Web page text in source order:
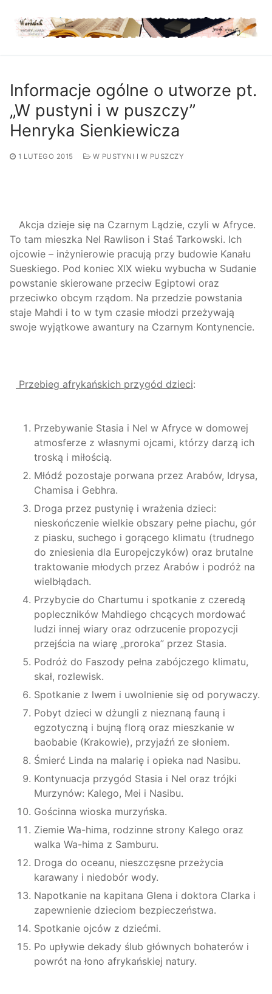
treści
Informacje ogólne o utworze pt.
„W pustyni i w puszczy”
Henryka Sienkiewicza
1 LUTEGO 2015 W PUSTYNI I W PUSZCZY
Akcja dzieje się na Czarnym Lądzie, czyli w Afryce.
To tam mieszka Nel Rawlison i Staś Tarkowski. Ich
ojcowie – inżynierowie pracują przy budowie Kanału
Sueskiego. Pod koniec XIX wieku wybucha w Sudanie
powstanie skierowane przeciw Egiptowi oraz
przeciwko obcym rządom. Na przedzie powstania
staje Mahdi i to w tym czasie młodzi przeżywają
swoje wyjątkowe awantury na Czarnym Kontynencie.
Przebieg afrykańskich przygód dzieci:
Przebywanie Stasia i Nel w Afryce w domowej
atmosferze z własnymi ojcami, którzy darzą ich
troską i miłością.
Młódź pozostaje porwana przez Arabów, Idrysa,
Chamisa i Gebhra.
Droga przez pustynię i wrażenia dzieci:
nieskończenie wielkie obszary pełne piachu, gór
z piasku, suchego i gorącego klimatu (trudnego
do zniesienia dla Europejczyków) oraz brutalne
traktowanie młodych przez Arabów i podróż na
wielbłądach.
Przybycie do Chartumu i spotkanie z czeredą
popleczników Mahdiego chcących mordować
ludzi innej wiary oraz odrzucenie propozycji
przejścia na wiarę „proroka” przez Stasia.
Podróż do Faszody pełna zabójczego klimatu,
skał, rozlewisk.
Spotkanie z lwem i uwolnienie się od porywaczy.
Pobyt dzieci w dżungli z nieznaną fauną i
egzotyczną i bujną florą oraz mieszkanie w
baobabie (Krakowie), przyjaźń ze słoniem.
Śmierć Linda na malarię i opieka nad Nasibu.
Kontynuacja przygód Stasia i Nel oraz trójki
Murzynów: Kalego, Mei i Nasibu.
Gościnna wioska murzyńska.
Ziemie Wa-hima, rodzinne strony Kalego oraz
walka Wa-hima z Samburu.
Droga do oceanu, nieszczęsne przeżycia
karawany i niedobór wody.
Napotkanie na kapitana Glena i doktora Clarka i
zapewnienie dzieciom bezpieczeństwa.
Spotkanie ojców z dziećmi.
Po upływie dekady ślub głównych bohaterów i
powrót na łono afrykańskiej natury.